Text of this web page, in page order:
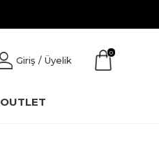
Giriş / Üyelik
0
OUTLET